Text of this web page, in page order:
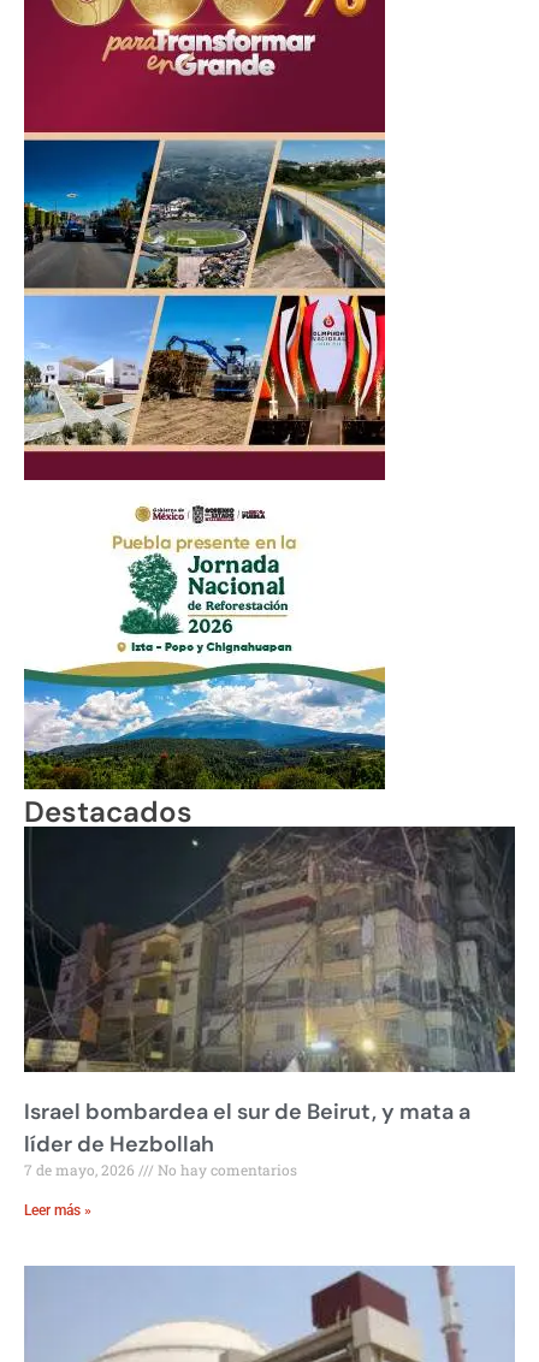
Destacados
Israel bombardea el sur de Beirut, y mata a
líder de Hezbollah
7 de mayo, 2026 No hay comentarios
Leer más »